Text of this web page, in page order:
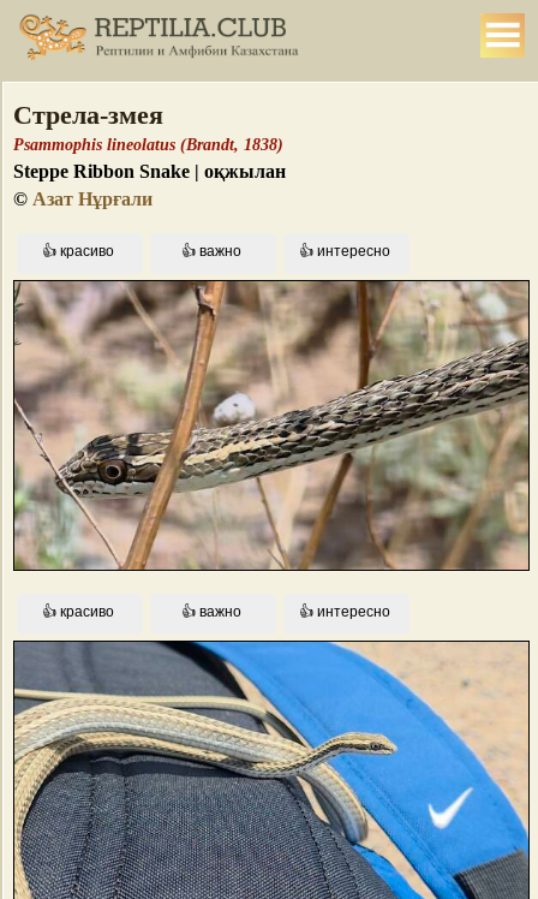
Стрела-змея
Psammophis lineolatus (Brandt, 1838)
Steppe Ribbon Snake | оқжылан
© Азат Нұрғали